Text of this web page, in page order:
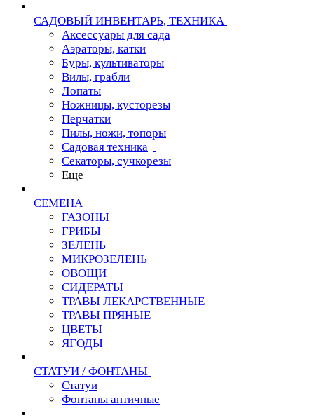
САДОВЫЙ ИНВЕНТАРЬ, ТЕХНИКА
Аксессуары для сада
Аэраторы, катки
Буры, культиваторы
Вилы, грабли
Лопаты
Ножницы, кусторезы
Перчатки
Пилы, ножи, топоры
Садовая техника
Секаторы, сучкорезы
Еще
СЕМЕНА
ГАЗОНЫ
ГРИБЫ
ЗЕЛЕНЬ
МИКРОЗЕЛЕНЬ
ОВОЩИ
СИДЕРАТЫ
ТРАВЫ ЛЕКАРСТВЕННЫЕ
ТРАВЫ ПРЯНЫЕ
ЦВЕТЫ
ЯГОДЫ
СТАТУИ / ФОНТАНЫ
Статуи
Фонтаны античные